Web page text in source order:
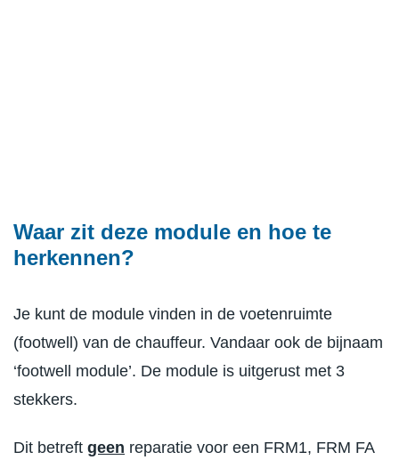
Waar zit deze module en hoe te
herkennen?
Je kunt de module vinden in de voetenruimte
(footwell) van de chauffeur. Vandaar ook de bijnaam
‘footwell module’. De module is uitgerust met 3
stekkers.
Dit betreft geen reparatie voor een FRM1, FRM FA